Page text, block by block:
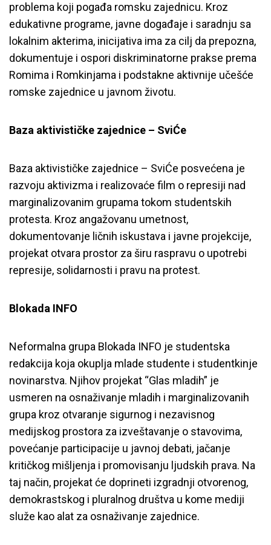
problema koji pogađa romsku zajednicu. Kroz
edukativne programe, javne događaje i saradnju sa
lokalnim akterima, inicijativa ima za cilj da prepozna,
dokumentuje i ospori diskriminatorne prakse prema
Romima i Romkinjama i podstakne aktivnije učešće
romske zajednice u javnom životu.
Baza aktivističke zajednice – SviĆe
Baza aktivističke zajednice – SviĆe posvećena je
razvoju aktivizma i realizovaće film o represiji nad
marginalizovanim grupama tokom studentskih
protesta. Kroz angažovanu umetnost,
dokumentovanje ličnih iskustava i javne projekcije,
projekat otvara prostor za širu raspravu o upotrebi
represije, solidarnosti i pravu na protest.
Blokada INFO
Neformalna grupa Blokada INFO je studentska
redakcija koja okuplja mlade studente i studentkinje
novinarstva. Njihov projekat “Glas mladih” je
usmeren na osnaživanje mladih i marginalizovanih
grupa kroz otvaranje sigurnog i nezavisnog
medijskog prostora za izveštavanje o stavovima,
povećanje participacije u javnoj debati, jačanje
kritičkog mišljenja i promovisanju ljudskih prava. Na
taj način, projekat će doprineti izgradnji otvorenog,
demokrastskog i pluralnog društva u kome mediji
služe kao alat za osnaživanje zajednice.